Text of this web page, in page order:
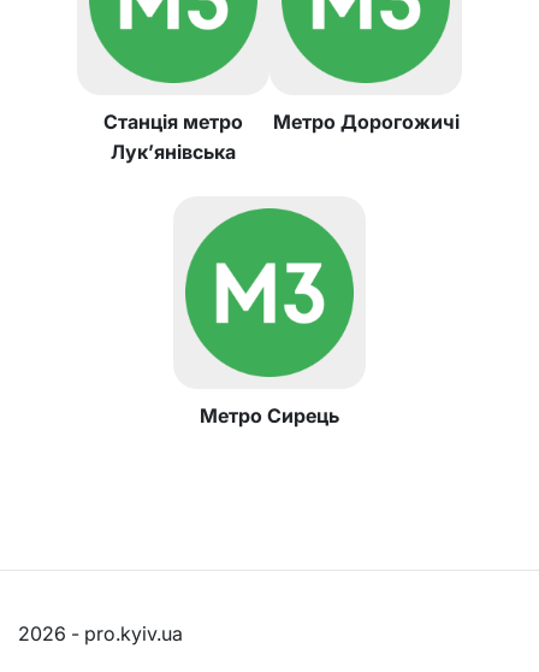
Станція метро
Лук’янівська
Метро Дорогожичі
Метро Сирець
2026 - pro.kyiv.ua